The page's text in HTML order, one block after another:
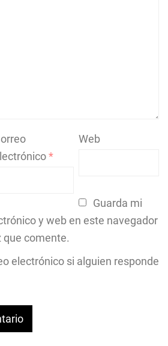
*
Web
Guarda mi
y web en este navegador
que comente.
electrónico si alguien responde